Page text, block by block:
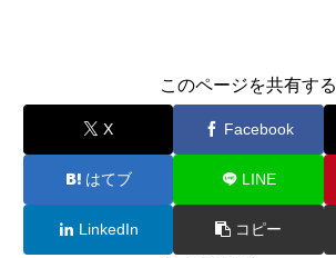
このページを共有する
X Facebook
はてブ LINE
LinkedIn コピー